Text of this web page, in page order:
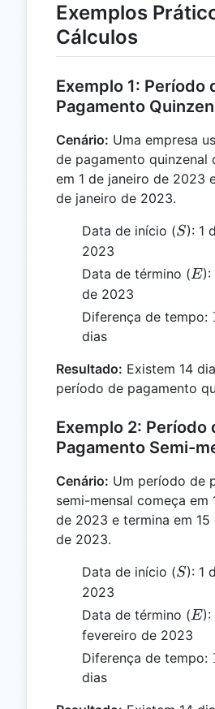
Exemplos
Cálculos
Exemplo 1: Período
Pagamento
Cenário: Uma empresa
de pagamento quinzenal
em 1 de janeiro de 2023
de janeiro de 2023.
Data de início (S
S): 1
2023
Data de término (E
E):
de 2023
Diferença de tempo:
dias
Resultado: Existem 14
período de pagamento
Exemplo 2: Período
Pagamento Semi-
Cenário: Um período de
semi-mensal começa em
de 2023 e termina em
de 2023.
Data de início (S
S): 1
2023
Data de término (E
E):
fevereiro de 2023
Diferença de tempo:
dias